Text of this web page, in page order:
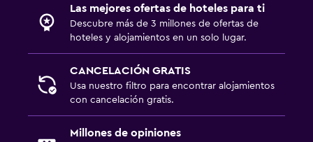
Las mejores ofertas de hoteles para ti
Descubre más de 3 millones de ofertas de
hoteles y alojamientos en un solo lugar.
CANCELACIÓN GRATIS
Usa nuestro filtro para encontrar alojamientos
con cancelación gratis.
Millones de opiniones